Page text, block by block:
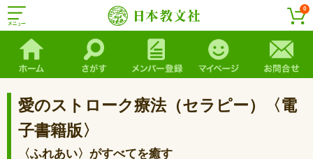
0
愛のストローク療法（セラピー）〈電
子書籍版〉
〈ふれあい〉がすべてを癒す